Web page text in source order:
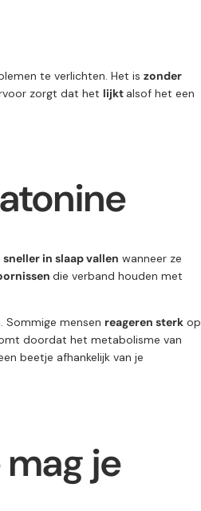
te verlichten. Het is zonder
zorgt dat het lijkt alsof het een
in slaap vallen wanneer ze
die verband houden met
mensen reageren sterk op
doordat het metabolisme van
beetje afhankelijk van je
je